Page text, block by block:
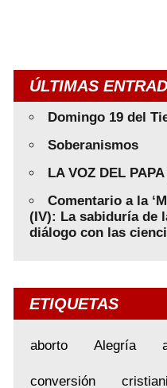
ÚLTIMAS
Domingo 19 del
Soberanismos
LA VOZ DEL
Comentario a la
(IV): La sabiduría de
diálogo con las
ETIQUETAS
aborto Alegría
conversión